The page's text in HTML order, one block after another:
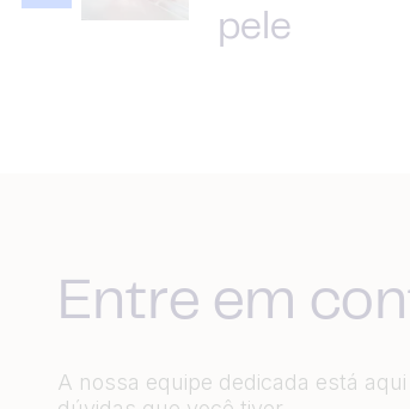
pele
Entre em
A nossa equipe dedicada está